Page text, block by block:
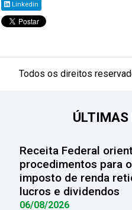
Linkedin
Todos os direitos
Receita Federal
procedimentos para
imposto de renda
lucros e dividendos
06/08/2026